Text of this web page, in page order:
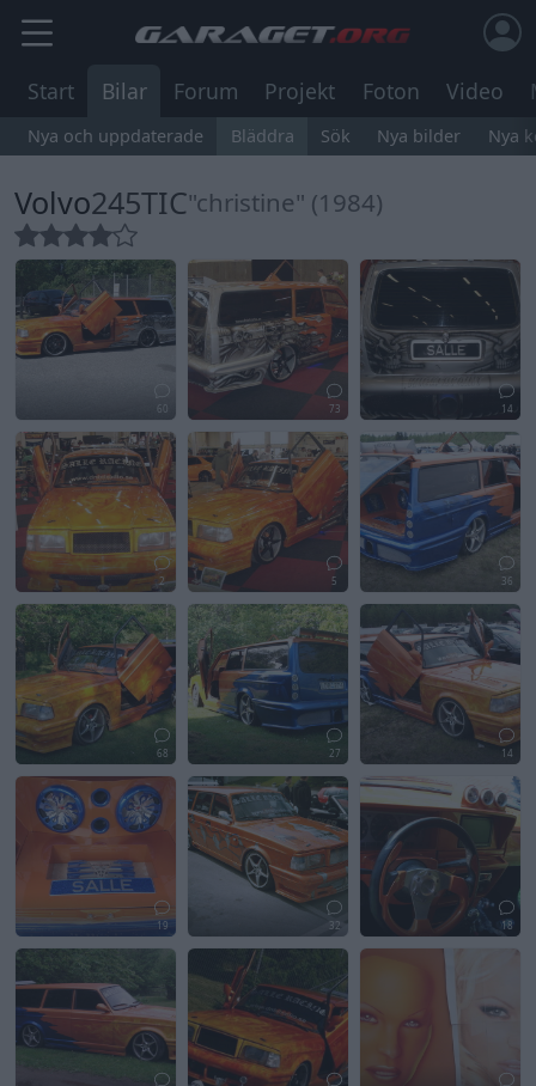
Start Bilar Forum Projekt Foton Video
Nya och uppdaterade Bläddra Sök Nya bilder Nya
Volvo245TIC"christine" (1984)
60 73 14
2 5 36
68 27 14
19 32 18